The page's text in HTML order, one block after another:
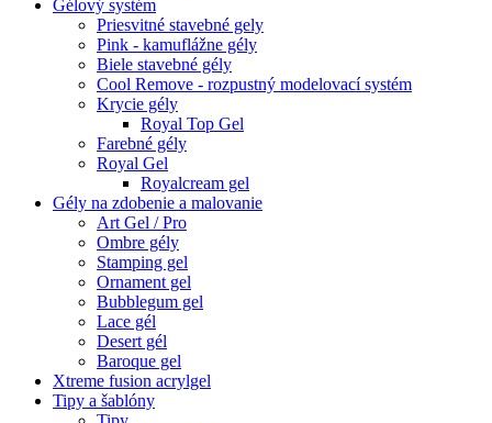
Gélový systém
Priesvitné stavebné gely
Pink - kamuflážne gély
Biele stavebné gély
Cool Remove - rozpustný modelovací systém
Krycie gély
Royal Top Gel
Farebné gély
Royal Gel
Royalcream gel
Gély na zdobenie a malovanie
Art Gel / Pro
Ombre gély
Stamping gel
Ornament gel
Bubblegum gel
Lace gél
Desert gél
Baroque gel
Xtreme fusion acrylgel
Tipy a šablóny